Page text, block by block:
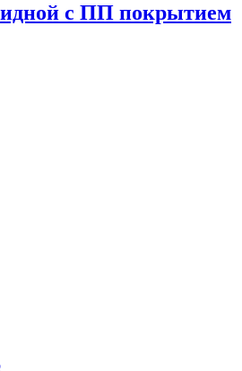
с ПП покрытием